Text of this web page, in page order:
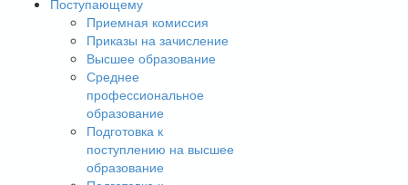
Поступающему
Приемная комиссия
Приказы на зачисление
Высшее образование
Среднее
профессиональное
образование
Подготовка к
поступлению на высшее
образование